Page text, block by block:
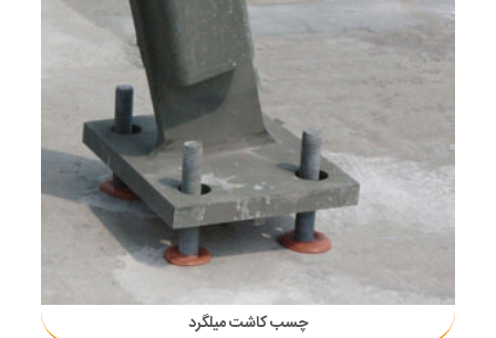
چسب کاشت میلگرد